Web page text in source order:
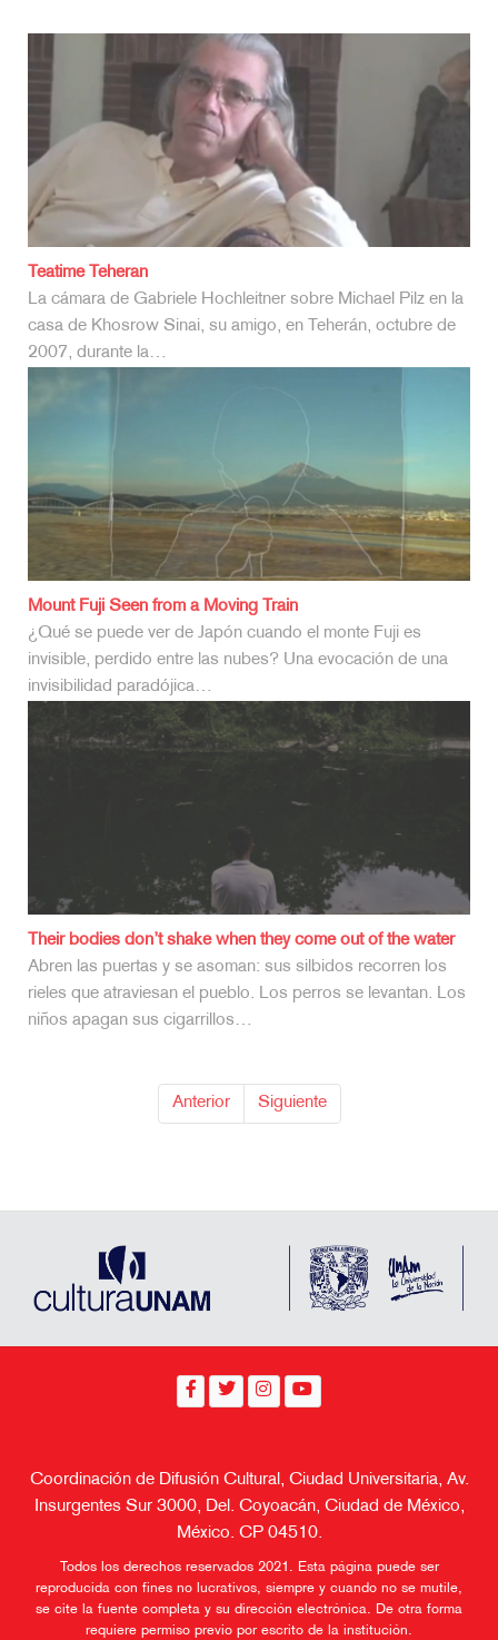
Insurgentes Sur 3000, Del. Coyoacán, Ciudad de México,
México. CP 04510.
reproducida con fines no lucrativos, siempre y cuando no se mutile,
se cite la fuente completa y su dirección electrónica. De otra forma
requiere permiso previo por escrito de la institución.